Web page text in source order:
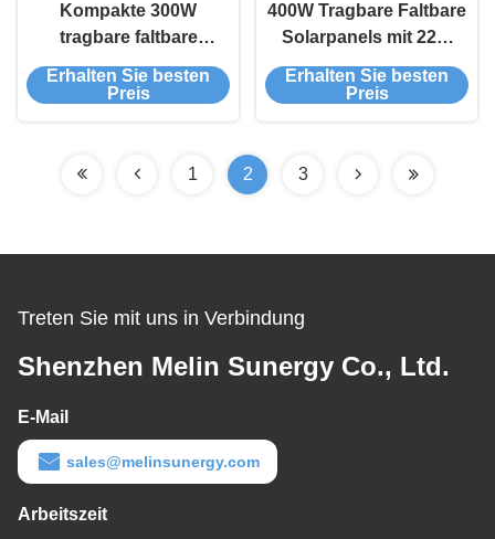
Kompakte 300W
tragbare faltbare
Solarmodule mit 22%
Wirkungsgrad und 36V
Erhalten Sie besten
Preis
400W Tragbare Faltbare
Solarpanels mit 22%
Wirkungsgrad und IP65
Wasserdichtigkeit für
Erhalten Sie besten
Preis
1 2 3
Treten Sie mit uns in Verbindung
Shenzhen Melin Sunergy Co., Ltd.
E-Mail
sales@melinsunergy.com
Arbeitszeit